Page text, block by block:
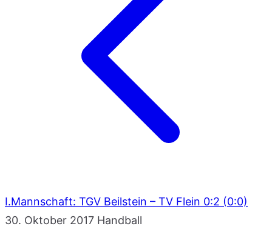
I.Mannschaft: TGV Beilstein – TV Flein 0:2 (0:0)
30. Oktober 2017 Handball